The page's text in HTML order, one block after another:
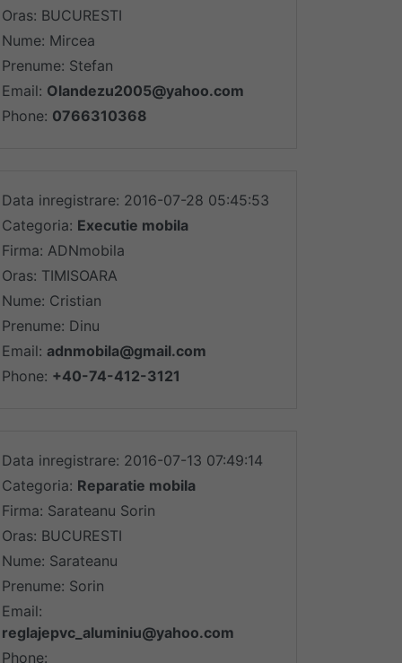
Oras: BUCURESTI
Nume: Mircea
Prenume: Stefan
Email: Olandezu2005@yahoo.com
Phone: 0766310368
Data inregistrare: 2016-07-28 05:45:53
Categoria: Executie mobila
Firma: ADNmobila
Oras: TIMISOARA
Nume: Cristian
Prenume: Dinu
Email: adnmobila@gmail.com
Phone: +40-74-412-3121
Data inregistrare: 2016-07-13 07:49:14
Categoria: Reparatie mobila
Firma: Sarateanu Sorin
Oras: BUCURESTI
Nume: Sarateanu
Prenume: Sorin
Email:
reglajepvc_aluminiu@yahoo.com
Phone: